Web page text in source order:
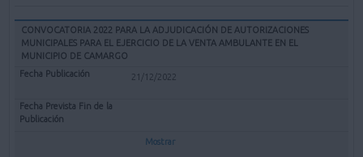
CONVOCATORIA 2022 PARA LA ADJUDICACIÓN DE AUTORIZACIONES
MUNICIPALES PARA EL EJERCICIO DE LA VENTA AMBULANTE EN EL
MUNICIPIO DE CAMARGO
21/12/2022
Mostrar